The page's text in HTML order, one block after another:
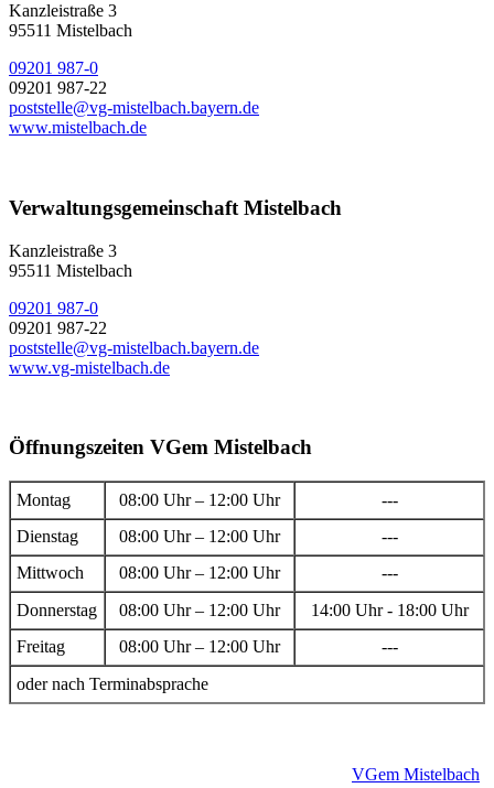
Kanzleistraße 3
95511 Mistelbach
09201 987-0
09201 987-22
poststelle@vg-mistelbach.bayern.de
www.mistelbach.de
Verwaltungsgemeinschaft Mistelbach
Kanzleistraße 3
95511 Mistelbach
09201 987-0
09201 987-22
poststelle@vg-mistelbach.bayern.de
www.vg-mistelbach.de
Öffnungszeiten VGem Mistelbach
Montag 08:00 Uhr – 12:00 Uhr
---
Dienstag
08:00 Uhr – 12:00 Uhr
---
Mittwoch
08:00 Uhr – 12:00 Uhr
---
Donnerstag
08:00 Uhr – 12:00 Uhr
14:00 Uhr - 18:00 Uhr
Freitag
08:00 Uhr – 12:00 Uhr
---
oder nach Terminabsprache
VGem Mistelbach